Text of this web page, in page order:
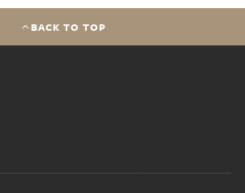
BACK TO TOP